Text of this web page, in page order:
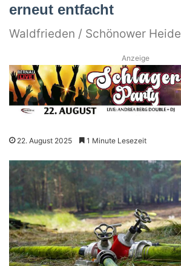
erneut entfacht
Waldfrieden / Schönower Heide
Anzeige
22. August 2025 1 Minute Lesezeit